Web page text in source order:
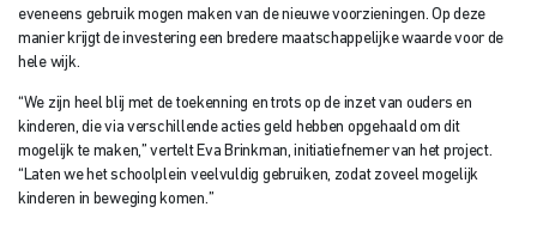
eveneens gebruik mogen maken van de nieuwe voorzieningen. Op deze
manier krijgt de investering een bredere maatschappelijke waarde voor de
hele wijk.
“We zijn heel blij met de toekenning en trots op de inzet van ouders en
kinderen, die via verschillende acties geld hebben opgehaald om dit
mogelijk te maken,” vertelt Eva Brinkman, initiatiefnemer van het project.
“Laten we het schoolplein veelvuldig gebruiken, zodat zoveel mogelijk
kinderen in beweging komen.”